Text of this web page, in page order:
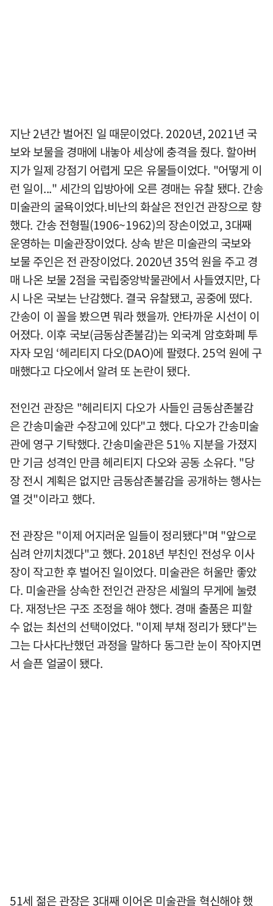
지난 2년간 벌어진 일 때문이었다. 2020년, 2021년 국
보와 보물을 경매에 내놓아 세상에 충격을 줬다. 할아버
지가 일제 강점기 어렵게 모은 유물들이었다. "어떻게 이
런 일이..." 세간의 입방아에 오른 경매는 유찰 됐다. 간송
미술관의 굴욕이었다.비난의 화살은 전인건 관장으로 향
했다. 간송 전형필(1906~1962)의 장손이었고, 3대째
운영하는 미술관장이었다. 상속 받은 미술관의 국보와
보물 주인은 전 관장이었다. 2020년 35억 원을 주고 경
매 나온 보물 2점을 국립중앙박물관에서 사들였지만, 다
시 나온 국보는 난감했다. 결국 유찰됐고, 공중에 떴다.
간송이 이 꼴을 봤으면 뭐라 했을까. 안타까운 시선이 이
어졌다. 이후 국보(금동삼존불감)는 외국계 암호화폐 투
자자 모임 ‘헤리티지 다오(DAO)에 팔렸다. 25억 원에 구
매했다고 다오에서 알려 또 논란이 됐다.
전인건 관장은 "헤리티지 다오가 사들인 금동삼존불감
은 간송미술관 수장고에 있다"고 했다. 다오가 간송미술
관에 영구 기탁했다. 간송미술관은 51% 지분을 가졌지
만 기금 성격인 만큼 헤리티지 다오와 공동 소유다. "당
장 전시 계획은 없지만 금동삼존불감을 공개하는 행사는
열 것"이라고 했다.
전 관장은 "이제 어지러운 일들이 정리됐다"며 "앞으로
심려 안끼치겠다"고 했다. 2018년 부친인 전성우 이사
장이 작고한 후 벌어진 일이었다. 미술관은 허울만 좋았
다. 미술관을 상속한 전인건 관장은 세월의 무게에 눌렸
다. 재정난은 구조 조정을 해야 했다. 경매 출품은 피할
수 없는 최선의 선택이었다. "이제 부채 정리가 됐다"는
그는 다사다난했던 과정을 말하다 동그란 눈이 작아지면
서 슬픈 얼굴이 됐다.
51세 젊은 관장은 3대째 이어온 미술관을 혁신해야 했